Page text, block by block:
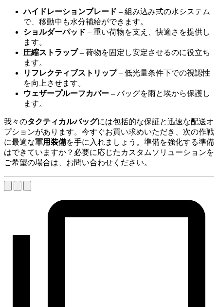
ハイドレーションブレード – 組み込み式の水システム
で、移動中も水分補給ができます。
ショルダーパッド – 重い荷物を支え、快適さを提供し
ます。
圧縮ストラップ– 荷物を固定し安定させるのに役立ち
ます。
リフレクティブストリップ– 低光量条件下での視認性
を向上させます。
ウェザープルーフカバー – バッグを雨と埃から保護し
ます。
我々のタクティカルバッグには包括的な保証と迅速な配送オ
プションがあります。今すぐお買い求めいただき、次の作戦
に最適な軍用装備を手に入れましょう。準備を強化する準備
はできていますか？必要に応じたカスタムソリューションを
ご希望の場合は、お問い合わせください。